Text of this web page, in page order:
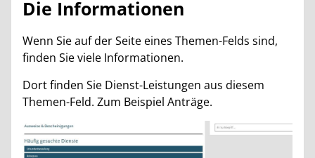
Die Informationen
Wenn Sie auf der Seite eines Themen-Felds sind,
finden Sie viele Informationen.
Dort finden Sie Dienst-Leistungen aus diesem
Themen-Feld. Zum Beispiel Anträge.